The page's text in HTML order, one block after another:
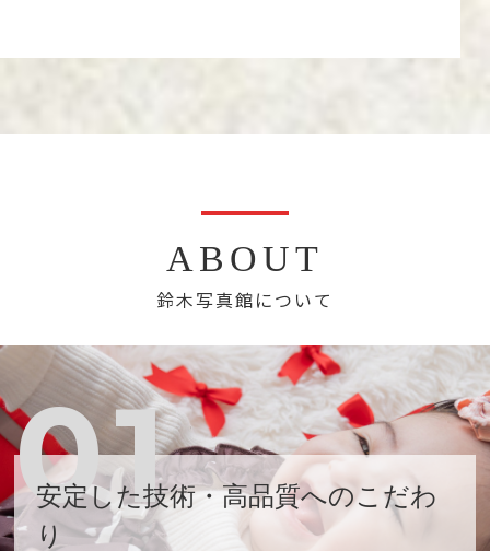
ABOUT
鈴木写真館について
安定した技術・高品質へのこだわ
り
01